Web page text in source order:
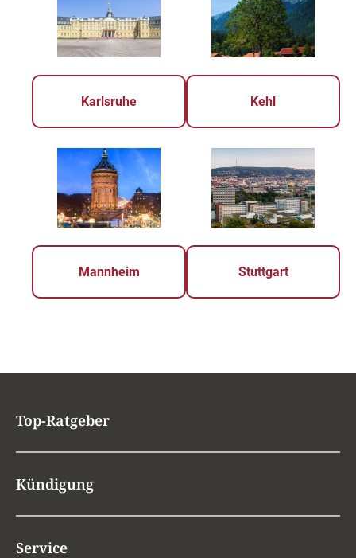
Karlsruhe Kehl
Mannheim Stuttgart
Top-Ratgeber
Kündigung
Service